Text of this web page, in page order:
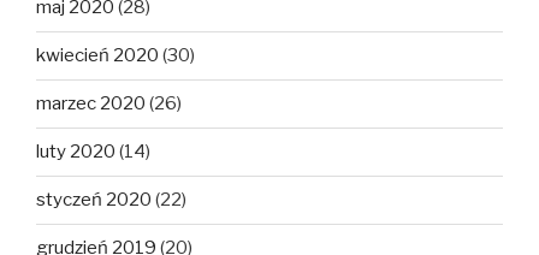
maj 2020 (28)
kwiecień 2020 (30)
marzec 2020 (26)
luty 2020 (14)
styczeń 2020 (22)
grudzień 2019 (20)